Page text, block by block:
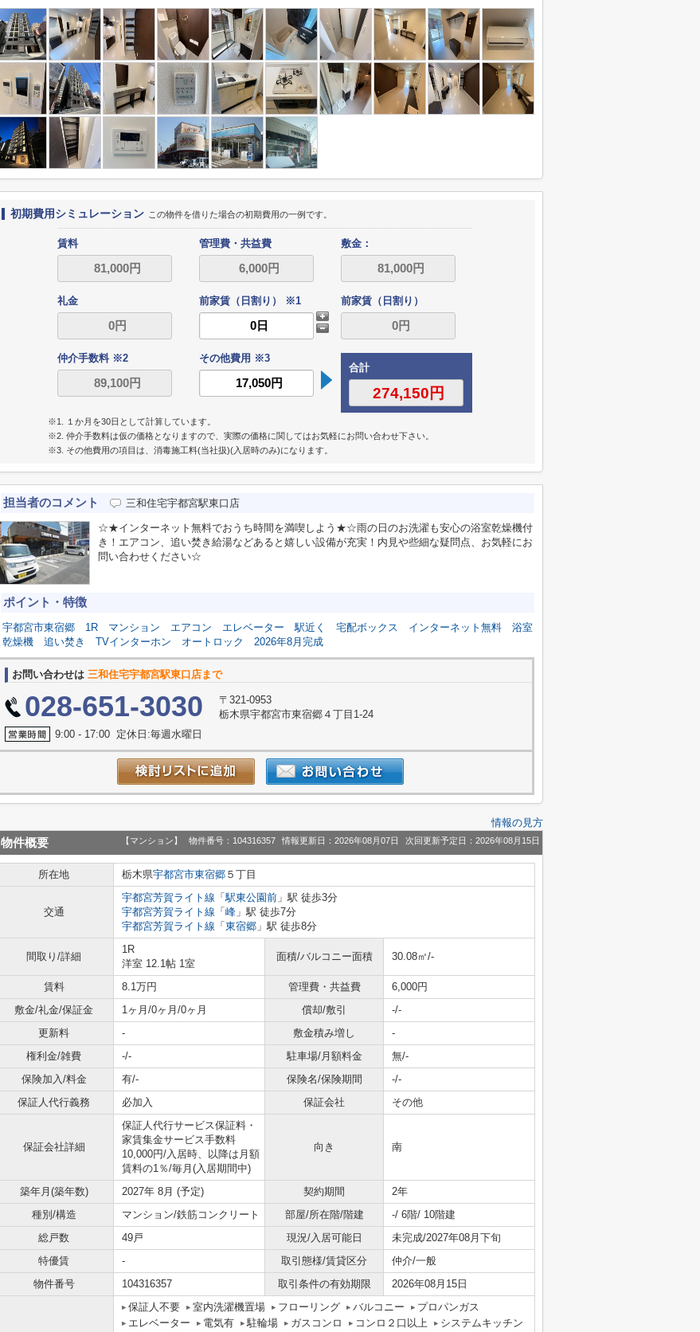
初期費用シミュレーション この物件を借りた場合の初期費用の一例です。
賃料 管理費・共益費 敷金：
礼金 前家賃（日割り） ※1 前家賃（日割り）
仲介手数料 ※2
その他費用 ※3
合計
※1. １か月を30日として計算しています。
※2. 仲介手数料は仮の価格となりますので、実際の価格に関してはお気軽にお問い合わせ下さい。
※3. その他費用の項目は、消毒施工料(当社扱)(入居時のみ)になります。
担当者のコメント 三和住宅宇都宮駅東口店
☆★インターネット無料でおうち時間を満喫しよう★☆雨の日のお洗濯も安心の浴室乾燥機付
き！エアコン、追い焚き給湯などあると嬉しい設備が充実！内見や些細な疑問点、お気軽にお
問い合わせください☆
ポイント・特徴
宇都宮市東宿郷 1R マンション エアコン エレベーター 駅近く 宅配ボックス インターネット無料
浴室
乾燥機
追い焚き TVインターホン オートロック 2026年8月完成
お問い合わせは 三和住宅宇都宮駅東口店まで
028-651-3030
〒321-0953
栃木県宇都宮市東宿郷４丁目1-24
9:00 - 17:00 定休日:毎週水曜日
情報の見方
物件概要 【マンション】 物件番号：104316357 情報更新日：2026年08月07日 次回更新予定日：2026年08月15日
所在地 栃木県宇都宮市東宿郷 ５丁目
交通
宇都宮芳賀ライト線 「駅東公園前 」駅 徒歩3分
宇都宮芳賀ライト線 「 峰 」駅 徒歩7分
宇都宮芳賀ライト線 「 東宿郷 」駅 徒歩8分
間取り/詳細
1R
洋室 12.1帖 1室
面積/バルコニー面積 30.08㎡/-
賃料 8.1万円 管理費・共益費
6,000円
敷金/礼金/保証金
1ヶ月/0ヶ月/0ヶ月 償却/敷引
-/-
更新料
- 敷金積み増し
-
権利金/雑費
-/- 駐車場/月額料金
無/-
保険加入/料金
有/- 保険名/保険期間
-/-
保証人代行義務
必加入 保証会社 その他
保証会社詳細
保証人代行サービス保証料・
家賃集金サービス手数料
10,000円/入居時、以降は月額
賃料の1％/毎月(入居期間中)
向き 南
築年月(築年数) 2027年 8月 (予定) 契約期間
2年
種別/構造
マンション/鉄筋コンクリート 部屋/所在階/階建
-/ 6階/ 10階建
総戸数
49戸 現況/入居可能日
未完成/2027年08月下旬
特優賃
- 取引態様/賃貸区分
仲介/一般
物件番号
104316357 取引条件の有効期限 2026年08月15日
保証人不要 室内洗濯機置場 フローリング バルコニー
プロパンガス
エレベーター
電気有 駐輪場 ガスコンロ コンロ２口以上
システムキッチン